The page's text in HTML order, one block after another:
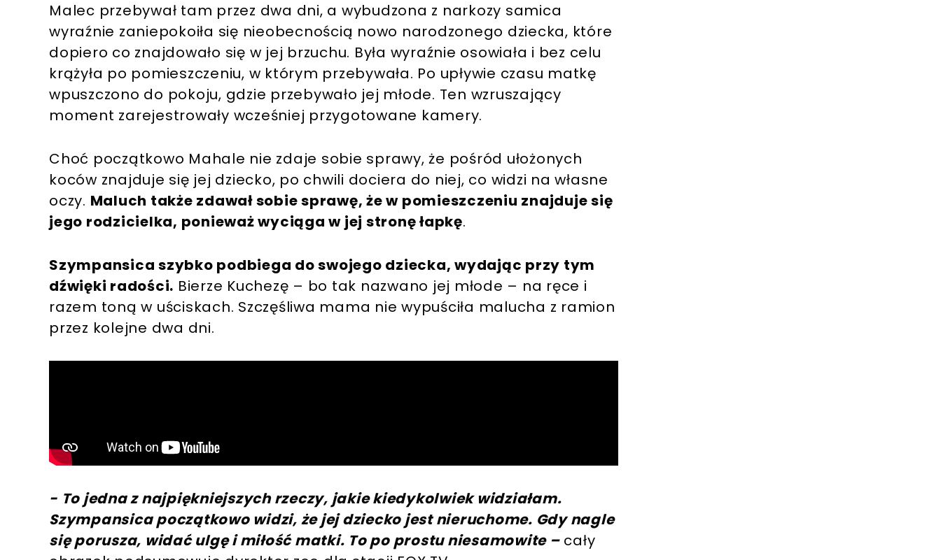
Malec przebywał tam przez dwa dni, a wybudzona z narkozy samica
wyraźnie zaniepokoiła się nieobecnością nowo narodzonego dziecka, które
dopiero co znajdowało się w jej brzuchu. Była wyraźnie osowiała i bez celu
krążyła po pomieszczeniu, w którym przebywała. Po upływie czasu matkę
wpuszczono do pokoju, gdzie przebywało jej młode. Ten wzruszający
moment zarejestrowały wcześniej przygotowane kamery.
Choć początkowo Mahale nie zdaje sobie sprawy, że pośród ułożonych
koców znajduje się jej dziecko, po chwili dociera do niej, co widzi na własne
oczy. Maluch także zdawał sobie sprawę, że w pomieszczeniu znajduje się
jego rodzicielka, ponieważ wyciąga w jej stronę łapkę.
Szympansica szybko podbiega do swojego dziecka, wydając przy tym
dźwięki radości. Bierze Kuchezę – bo tak nazwano jej młode – na ręce i
razem toną w uściskach. Szczęśliwa mama nie wypuściła malucha z ramion
przez kolejne dwa dni.
- To jedna z najpiękniejszych rzeczy, jakie kiedykolwiek widziałam.
Szympansica początkowo widzi, że jej dziecko jest nieruchome. Gdy nagle
się porusza, widać ulgę i miłość matki. To po prostu niesamowite –cały